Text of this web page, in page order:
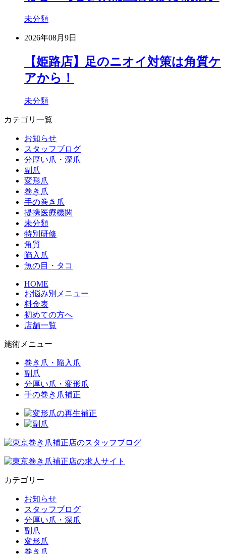
未分類
2026年08月9日
【姫路店】足のニオイ対策は角質ケ
アから！
未分類
カテゴリ一覧
お知らせ
スタッフブログ
分厚い爪・深爪
副爪
変形爪
巻き爪
手の巻き爪
提携医療機関
未分類
特別研修
角質
陥入爪
魚の目・タコ
HOME
お悩み別メニュー
料金表
初めての方へ
店舗一覧
施術メニュー
巻き爪・陥入爪
副爪
分厚い爪・変形爪
手の巻き爪補正
カテゴリー
お知らせ
スタッフブログ
分厚い爪・深爪
副爪
変形爪
巻き爪